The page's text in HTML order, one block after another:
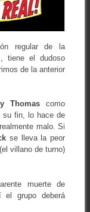
regular de la
tiene el dudoso
de la anterior
Thomas como
su fin, lo hace de
malo. Si
se lleva la peor
(el villano de turno)
muerte de
grupo deberá